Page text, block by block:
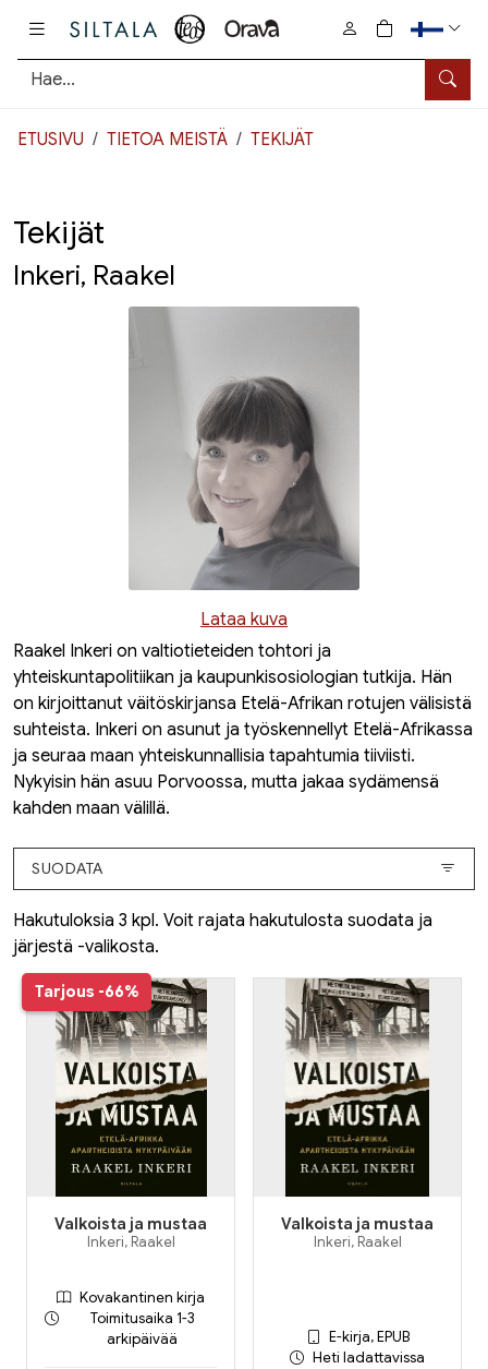
Hae
0
tuotetta
ETUSIVU TIETOA MEISTÄ TEKIJÄT
Tekijät
Inkeri, Raakel
Lataa kuva
Raakel Inkeri on valtiotieteiden tohtori ja
yhteiskuntapolitiikan ja kaupunkisosiologian tutkija. Hän
on kirjoittanut väitöskirjansa Etelä-Afrikan rotujen välisistä
suhteista. Inkeri on asunut ja työskennellyt Etelä-Afrikassa
ja seuraa maan yhteiskunnallisia tapahtumia tiiviisti.
Nykyisin hän asuu Porvoossa, mutta jakaa sydämensä
kahden maan välillä.
SUODATA
Hakutuloksia 3 kpl. Voit rajata hakutulosta suodata ja
järjestä -valikosta.
Tarjous -66%
Valkoista ja mustaa
Inkeri, Raakel
Kovakantinen kirja
Toimitusaika 1-3
arkipäivää
Valkoista ja mustaa
Inkeri, Raakel
E-kirja, EPUB
Heti ladattavissa